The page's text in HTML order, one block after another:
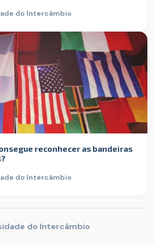
do Intercâmbio
reconhecer as bandeiras
do Intercâmbio
do Intercâmbio